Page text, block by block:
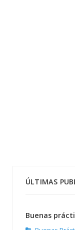
ÚLTIMAS
Buenas